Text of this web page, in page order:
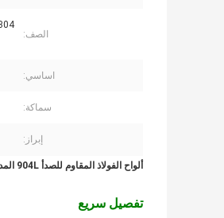
الصف:
اساسي:
سماكة:
إبراز:
ألواح الفولاذ المقاوم للصدأ 904L المدلفنة على الساخن ، لوحة UNS S08904 SS 904l
تفصيل سريع